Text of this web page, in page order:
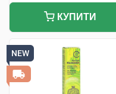
КУПИТИ
NEW